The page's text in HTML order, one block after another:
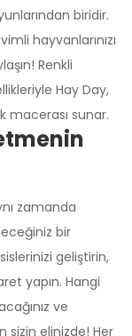
biridir.
hayvanlarınızı
Renkli
Hay Day,
sunar.
zamanda
bir
geliştirin,
yapın. Hangi
ve
sizin elinizde! Her